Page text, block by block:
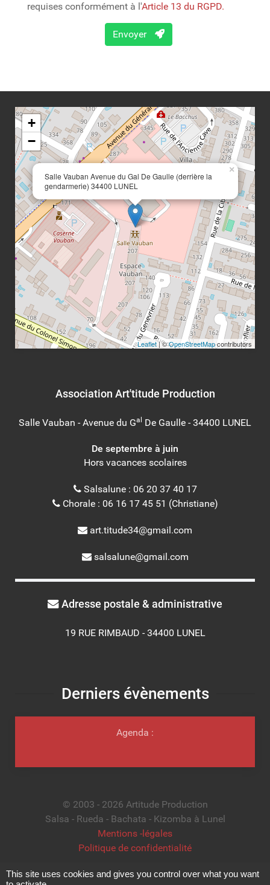
requises conformément à l'Article 13 du RGPD.
Envoyer
Salle Vauban Avenue du Gal De Gaulle (derrière la
gendarmerie) 34400 LUNEL
×
+
−
Leaflet| ©OpenStreetMapcontributors
Association Art'titude Production
Salle Vauban - Avenue du Gal De Gaulle - 34400 LUNEL
De septembre à juin
Hors vacances scolaires
Salsalune : 06 20 37 40 17
Chorale : 06 16 17 45 51 (Christiane)
art.titude34@gmail.com
salsalune@gmail.com
Adresse postale & administrative
19 RUE RIMBAUD - 34400 LUNEL
Derniers évènements
Agenda :
© 2003 - 2026 Artitude Production
Salsa - Rueda - Bachata - Kizomba à Lunel
Mentions -légales
Politique de confidentialité
This site uses cookies and gives you control over what you want